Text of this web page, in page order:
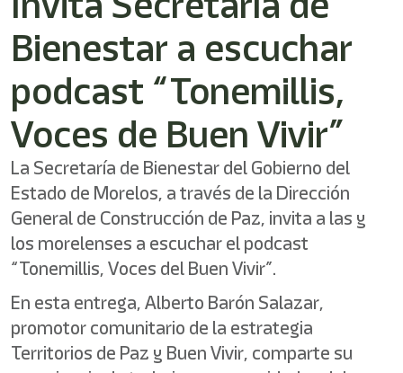
activates
the
screen
help
you
navigate
and
with
the
content.
Bienestar a escuchar
podcast “Tonemillis,
Voces de Buen Vivir”
La Secretaría de Bienestar del Gobierno del
Estado de Morelos, a través de la Dirección
General de Construcción de Paz, invita a las y
los morelenses a escuchar el podcast
“Tonemillis, Voces del Buen Vivir”.
En esta entrega, Alberto Barón Salazar,
promotor comunitario de la estrategia
Territorios de Paz y Buen Vivir, comparte su